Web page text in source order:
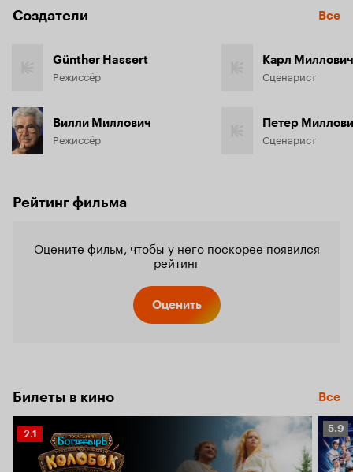
Создатели Все
Günther Hassert
Режиссёр
Вилли Миллович
Режиссёр
Карл Миллович
Сценарист
Петер
Сценарист
Рейтинг фильма
Оцените фильм, чтобы у него поскорее появился
рейтинг
Оценить
Билеты в кино Все
Рейтинг
Кинопоиска
2.1
5.9
5.9